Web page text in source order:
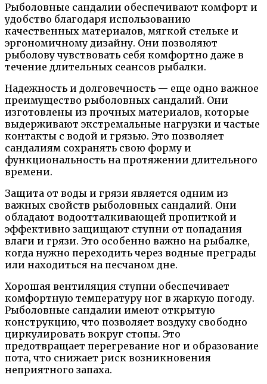
Рыболовные сандалии обеспечивают комфорт и
удобство благодаря использованию
качественных материалов, мягкой стельке и
эргономичному дизайну. Они позволяют
рыболову чувствовать себя комфортно даже в
течение длительных сеансов рыбалки.
Надежность и долговечность — еще одно важное
преимущество рыболовных сандалий. Они
изготовлены из прочных материалов, которые
выдерживают экстремальные нагрузки и частые
контакты с водой и грязью. Это позволяет
сандалиям сохранять свою форму и
функциональность на протяжении длительного
времени.
Защита от воды и грязи является одним из
важных свойств рыболовных сандалий. Они
обладают водоотталкивающей пропиткой и
эффективно защищают ступни от попадания
влаги и грязи. Это особенно важно на рыбалке,
когда нужно переходить через водные преграды
или находиться на песчаном дне.
Хорошая вентиляция ступни обеспечивает
комфортную температуру ног в жаркую погоду.
Рыболовные сандалии имеют открытую
конструкцию, что позволяет воздуху свободно
циркулировать вокруг стопы. Это
предотвращает перегревание ног и образование
пота, что снижает риск возникновения
неприятного запаха.